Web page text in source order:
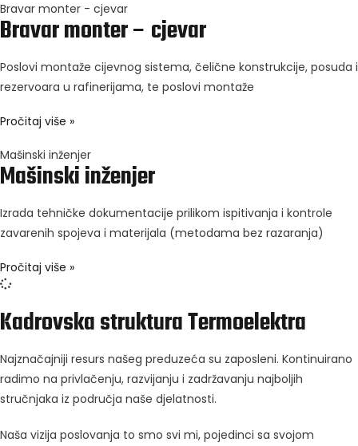
Bravar monter - cjevar
Bravar monter – cjevar
Poslovi montaže cijevnog sistema, čelične konstrukcije, posuda i
rezervoara u rafinerijama, te poslovi montaže
Pročitaj više »
Mašinski inženjer
Mašinski inženjer
Izrada tehničke dokumentacije prilikom ispitivanja i kontrole
zavarenih spojeva i materijala (metodama bez razaranja)
Pročitaj više »
Kadrovska strukturaTermoelektra
Najznačajniji resurs našeg preduzeća su zaposleni. Kontinuirano
radimo na privlačenju, razvijanju i zadržavanju najboljih
stručnjaka iz područja naše djelatnosti.
Naša vizija poslovanja to smo svi mi, pojedinci sa svojom